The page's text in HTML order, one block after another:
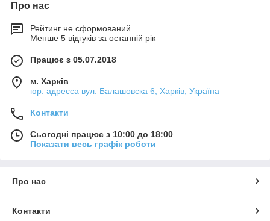
Про нас
Рейтинг не сформований
Менше 5 відгуків за останній рік
Працює з 05.07.2018
м. Харків
юр. адресса вул. Балашовска 6, Харків, Україна
Контакти
Сьогодні працює з 10:00 до 18:00
Показати весь графік роботи
Про нас
Контакти